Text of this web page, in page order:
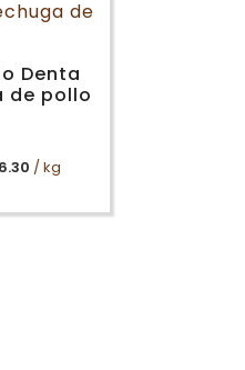
Denta
de pollo
/ kg